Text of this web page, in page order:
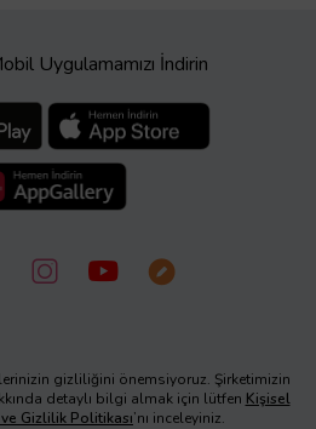
Uygulamamızı İndirin
gizliliğini önemsiyoruz. Şirketimizin
detaylı bilgi almak için lütfen Kişisel
Gizlilik Politikası’nı inceleyiniz.